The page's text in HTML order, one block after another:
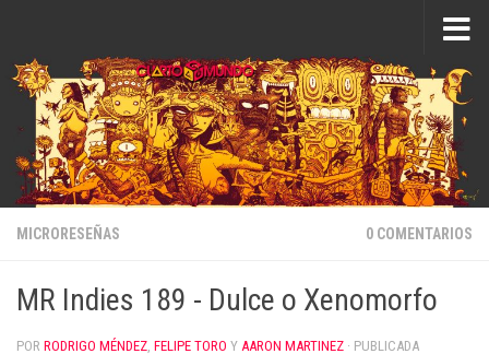
MICRORESEÑAS 0 COMENTARIOS
MR Indies 189 - Dulce o Xenomorfo
POR RODRIGO MÉNDEZ, FELIPE TORO Y AARON MARTINEZ · PUBLICADA